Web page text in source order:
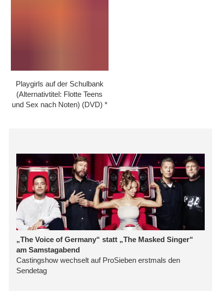
Playgirls auf der Schulbank
(Alternativtitel: Flotte Teens
und Sex nach Noten) (DVD)